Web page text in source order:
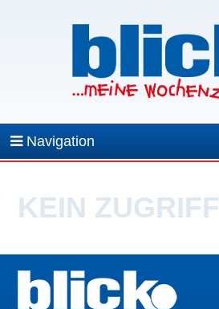
Navigation
KEIN ZUGRIFF